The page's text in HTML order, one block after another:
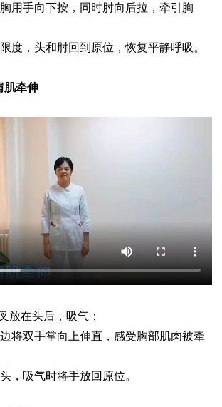
用手向下按，同时肘向后拉，牵引胸
度，头和肘回到原位，恢复平静呼吸。
肌牵伸
放在头后，吸气；
将双手掌向上伸直，感受胸部肌肉被牵
，吸气时将手放回原位。